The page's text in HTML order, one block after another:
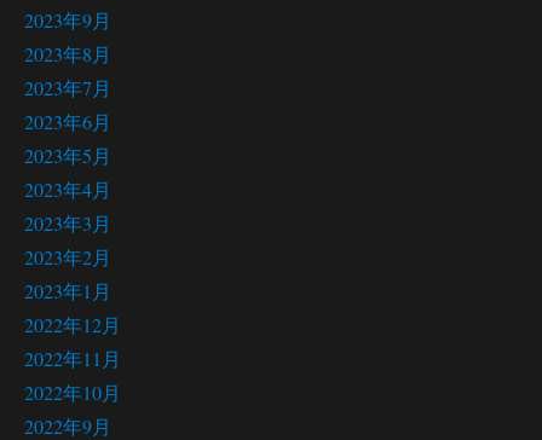
2023年9月
2023年8月
2023年7月
2023年6月
2023年5月
2023年4月
2023年3月
2023年2月
2023年1月
2022年12月
2022年11月
2022年10月
2022年9月